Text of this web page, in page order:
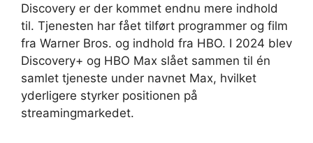
Discovery er der kommet endnu mere indhold
til. Tjenesten har fået tilført programmer og film
fra Warner Bros. og indhold fra HBO. I 2024 blev
Discovery+ og HBO Max slået sammen til én
samlet tjeneste under navnet Max, hvilket
yderligere styrker positionen på
streamingmarkedet.